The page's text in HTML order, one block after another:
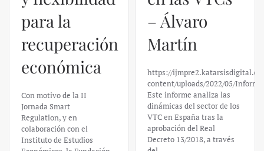
para la
recuperación
económica
Con motivo de la II
Jornada Smart
Regulation, y en
colaboración con el
Instituto de Estudios
– Álvaro
Martín
https://
content/uploads/2022/05/
Este informe analiza las
dinámicas del sector de los
VTC en España tras la
aprobación del Real
Decreto 13/2018, a través